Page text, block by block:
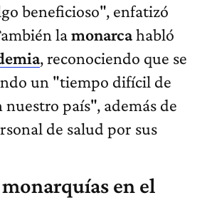
beneficioso", enfatizó
lamonarcahabló
, reconociendo que se
un "tiempo difícil de
país", además de
de salud por sus
en el